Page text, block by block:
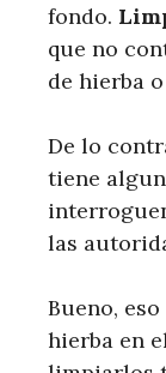
fondo.
que no
de hierba
De lo
tiene
las
Bueno,
hierba en